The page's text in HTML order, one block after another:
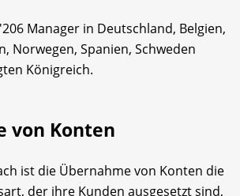
Manager in Deutschland, Belgien,
Norwegen, Spanien, Schweden
Königreich.
von Konten
ist die Übernahme von Konten die
der ihre Kunden ausgesetzt sind,